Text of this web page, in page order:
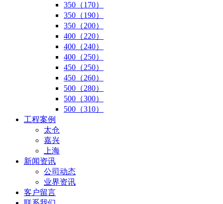
350（170）
350（190）
350（200）
400（220）
400（240）
400（250）
450（250）
450（260）
500（280）
500（300）
500（310）
工程案例
太仓
嘉兴
上海
新闻资讯
公司动态
业界资讯
客户留言